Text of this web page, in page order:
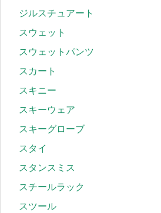
ジルスチュアート
スウェット
スウェットパンツ
スカート
スキニー
スキーウェア
スキーグローブ
スタイ
スタンスミス
スチールラック
スツール